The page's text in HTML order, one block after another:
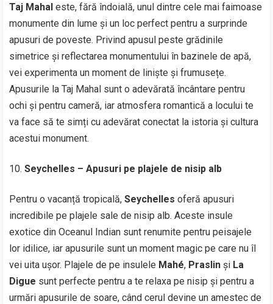
Taj Mahal este, fără îndoială, unul dintre cele mai faimoase
monumente din lume și un loc perfect pentru a surprinde
apusuri de poveste. Privind apusul peste grădinile
simetrice și reflectarea monumentului în bazinele de apă,
vei experimenta un moment de liniște și frumusețe.
Apusurile la Taj Mahal sunt o adevărată încântare pentru
ochi și pentru cameră, iar atmosfera romantică a locului te
va face să te simți cu adevărat conectat la istoria și cultura
acestui monument.
Seychelles – Apusuri pe plajele de nisip alb
Pentru o vacanță tropicală,Seychelles oferă apusuri
incredibile pe plajele sale de nisip alb. Aceste insule
exotice din Oceanul Indian sunt renumite pentru peisajele
lor idilice, iar apusurile sunt un moment magic pe care nu îl
vei uita ușor. Plajele de pe insulele Mahé, Praslin și La
Digue sunt perfecte pentru a te relaxa pe nisip și pentru a
urmări apusurile de soare, când cerul devine un amestec de